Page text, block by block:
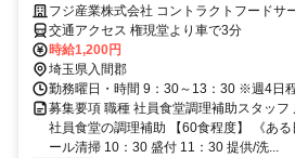
無くてもOKです◎
フジ産業株式会社 コントラクトフードサ
交通アクセス 権現堂より車で3分
時給1,200円
埼玉県入間郡
勤務曜日・時間 9：30～13：30 ※週4日
募集要項 職種 社員食堂調理補助スタッフ
社員食堂の調理補助 【60食程度】 《あ
ール清掃 10：30 盛付 11：30 提供/洗...